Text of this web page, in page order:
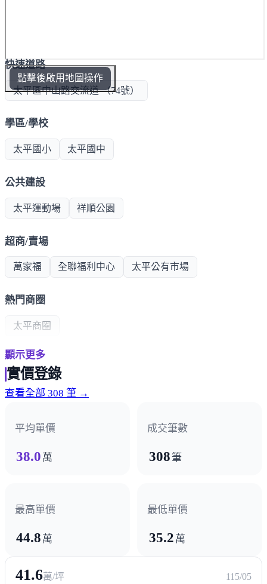
點擊後啟用地圖操作
快速道路
太平區中山路交流道 （74號）
學區/學校
太平國小 太平國中
公共建設
太平運動場 祥順公園
超商/賣場
萬家福 全聯福利中心 太平公有市場
熱門商圈
太平商圈
醫療機構
顯示更多
實價登錄
查看全部 308 筆 →
平均單價
38.0 萬
成交筆數
308筆
最高單價
44.8 萬
最低單價
35.2 萬
41.6萬/坪
115/05